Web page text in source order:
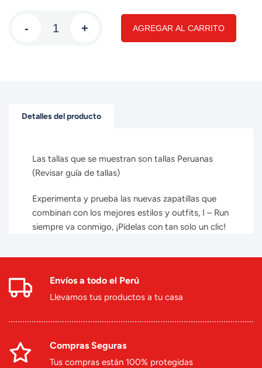
- + AGREGAR AL CARRITO
Detalles del producto
Las tallas que se muestran son tallas Peruanas
(Revisar guía de tallas)
Experimenta y prueba las nuevas zapatillas que
combinan con los mejores estilos y outfits, I – Run
siempre va conmigo, ¡Pídelas con tan solo un clic!
Envíos a todo el Perú
Llevamos tus productos a tu casa
Compras Seguras
Tus compras están 100% protegidas